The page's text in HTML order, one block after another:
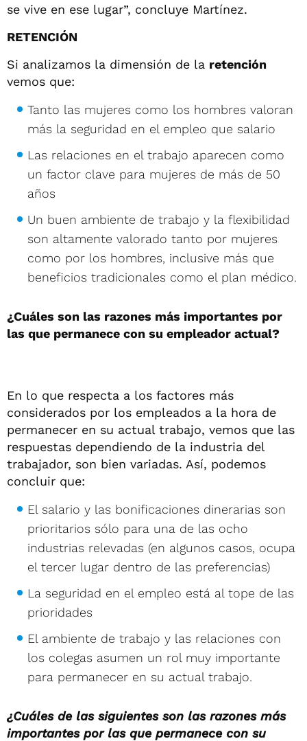
se vive en ese lugar”, concluye Martínez.
RETENCIÓN
Si analizamos la dimensión de la retención
vemos que:
Tanto las mujeres como los hombres valoran
más la seguridad en el empleo que salario
Las relaciones en el trabajo aparecen como
un factor clave para mujeres de más de 50
años
Un buen ambiente de trabajo y la flexibilidad
son altamente valorado tanto por mujeres
como por los hombres, inclusive más que
beneficios tradicionales como el plan médico.
¿Cuáles son las razones más importantes por
las que permanece con su empleador actual?
En lo que respecta a los factores más
considerados por los empleados a la hora de
permanecer en su actual trabajo, vemos que las
respuestas dependiendo de la industria del
trabajador, son bien variadas. Así, podemos
concluir que:
El salario y las bonificaciones dinerarias son
prioritarios sólo para una de las ocho
industrias relevadas (en algunos casos, ocupa
el tercer lugar dentro de las preferencias)
La seguridad en el empleo está al tope de las
prioridades
El ambiente de trabajo y las relaciones con
los colegas asumen un rol muy importante
para permanecer en su actual trabajo.
¿Cuáles de las siguientes son las razones más
importantes por las que permanece con su